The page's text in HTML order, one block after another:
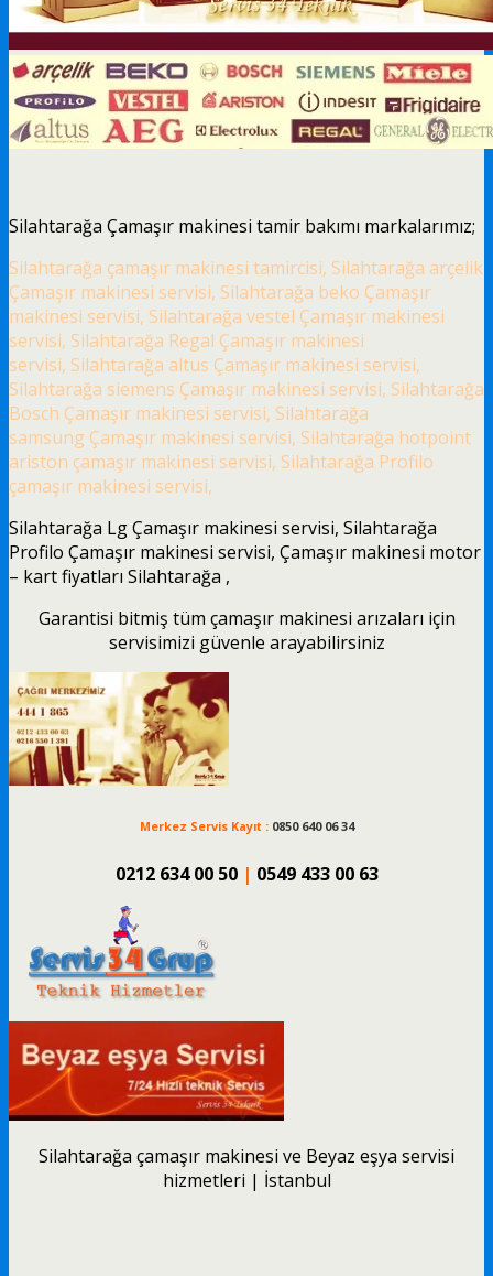
Silahtarağa Çamaşır makinesi tamir bakımı markalarımız;
Silahtarağa çamaşır makinesi tamircisi, Silahtarağa arçelik
Çamaşır makinesi servisi, Silahtarağa beko Çamaşır
makinesi servisi, Silahtarağa vestel Çamaşır makinesi
servisi, Silahtarağa Regal Çamaşır makinesi
servisi, Silahtarağa altus Çamaşır makinesi servisi,
Silahtarağa siemens Çamaşır makinesi servisi, Silahtarağa
Bosch Çamaşır makinesi servisi, Silahtarağa
samsung Çamaşır makinesi servisi, Silahtarağa hotpoint
ariston çamaşır makinesi servisi, Silahtarağa Profilo
çamaşır makinesi servisi,
Silahtarağa Lg Çamaşır makinesi servisi, Silahtarağa
Profilo Çamaşır makinesi servisi, Çamaşır makinesi motor
– kart fiyatları Silahtarağa ,
Garantisi bitmiş tüm çamaşır makinesi arızaları için
servisimizi güvenle arayabilirsiniz
Merkez Servis Kayıt : 0850 640 06 34
0212 634 00 50 | 0549 433 00 63
Silahtarağa çamaşır makinesi ve Beyaz eşya servisi
hizmetleri | İstanbul